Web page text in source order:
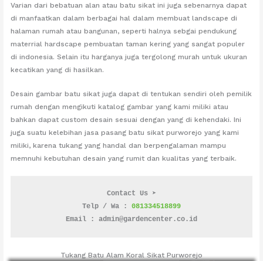
Varian dari bebatuan alan atau batu sikat ini juga sebenarnya dapat
di manfaatkan dalam berbagai hal dalam membuat landscape di
halaman rumah atau bangunan, seperti halnya sebgai pendukung
materrial hardscape pembuatan taman kering yang sangat populer
di indonesia. Selain itu harganya juga tergolong murah untuk ukuran
kecatikan yang di hasilkan.
Desain gambar batu sikat juga dapat di tentukan sendiri oleh pemilik
rumah dengan mengikuti katalog gambar yang kami miliki atau
bahkan dapat custom desain sesuai dengan yang di kehendaki. Ini
juga suatu kelebihan jasa pasang batu sikat purworejo yang kami
miliki, karena tukang yang handal dan berpengalaman mampu
memnuhi kebutuhan desain yang rumit dan kualitas yang terbaik.
Contact Us ➤
Telp / Wa : 081334518899
Email : admin@gardencenter.co.id
Tukang Batu Alam Koral Sikat Purworejo